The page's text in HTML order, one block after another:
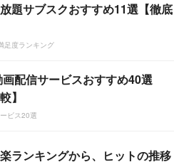
題サブスクおすすめ11選【徹底
足度ランキング
配信サービスおすすめ40選
】
ビス20選
ランキングから、ヒットの推移